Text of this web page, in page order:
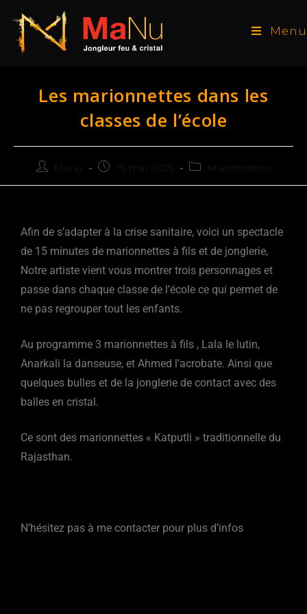
Menu
Les marionnettes dans les
classes de l’école
Manu 15 mai 2025 Marionnettes
Afin de s’adapter à la crise sanitaire, voici un spectacle
de 15 minutes de marionnettes à fils et de jonglerie,
Notre artiste vient vous montrer trois personnages et
passe dans chaque classe de l’école ce qui permet de
ne pas regrouper tout les enfants.
Au programme 3 marionnettes à fils , Lala le lutin,
Anarkali la danseuse, et Ahmed l’acrobate. Ainsi que
quelques bulles et de la jonglerie de contact avec des
balles en cristal.
Ce sont des marionnettes « Katputli » traditionnelle du
Rajasthan.
N’hésitez pas à me contacter pour plus d’infos